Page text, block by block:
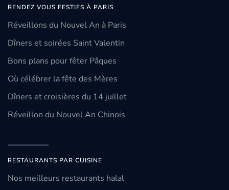
RENDEZ VOUS FESTIFS À PARIS
Réveillons du Nouvel An à Paris
Dîners et soirées Saint Valentin
Bons plans pour fêter Pâques
Où célébrer la fête des Mères
Dîners et croisières du 14 juillet
Réveillon du Nouvel An Chinois
RESTAURANTS PAR CUISINE
Nos meilleurs restaurants halal